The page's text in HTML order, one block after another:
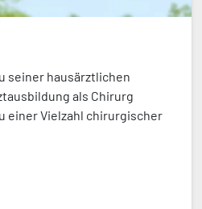
seiner hausärztlichen
als Chirurg
einer Vielzahl chirurgischer